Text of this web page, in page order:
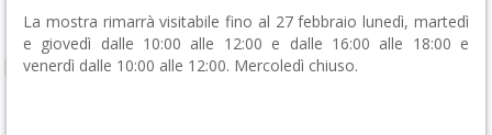
La mostra rimarrà visitabile fino al 27 febbraio lunedì, martedì
e giovedì dalle 10:00 alle 12:00 e dalle 16:00 alle 18:00 e
venerdì dalle 10:00 alle 12:00. Mercoledì chiuso.